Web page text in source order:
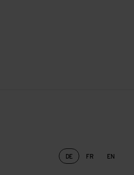
Sprachwechsel
DE FR EN